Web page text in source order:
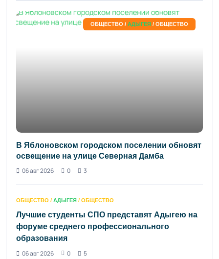
ОБЩЕСТВО / АДЫГЕЯ / ОБЩЕСТВО
В Яблоновском городском поселении обновят
освещение на улице Северная Дамба
06 авг 2026
0 3
ОБЩЕСТВО / АДЫГЕЯ / ОБЩЕСТВО
Лучшие студенты СПО представят Адыгею на
форуме среднего профессионального
образования
06 авг 2026
0 5